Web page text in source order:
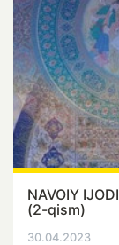
NAVOIY
(2-qism)
30.04.2023